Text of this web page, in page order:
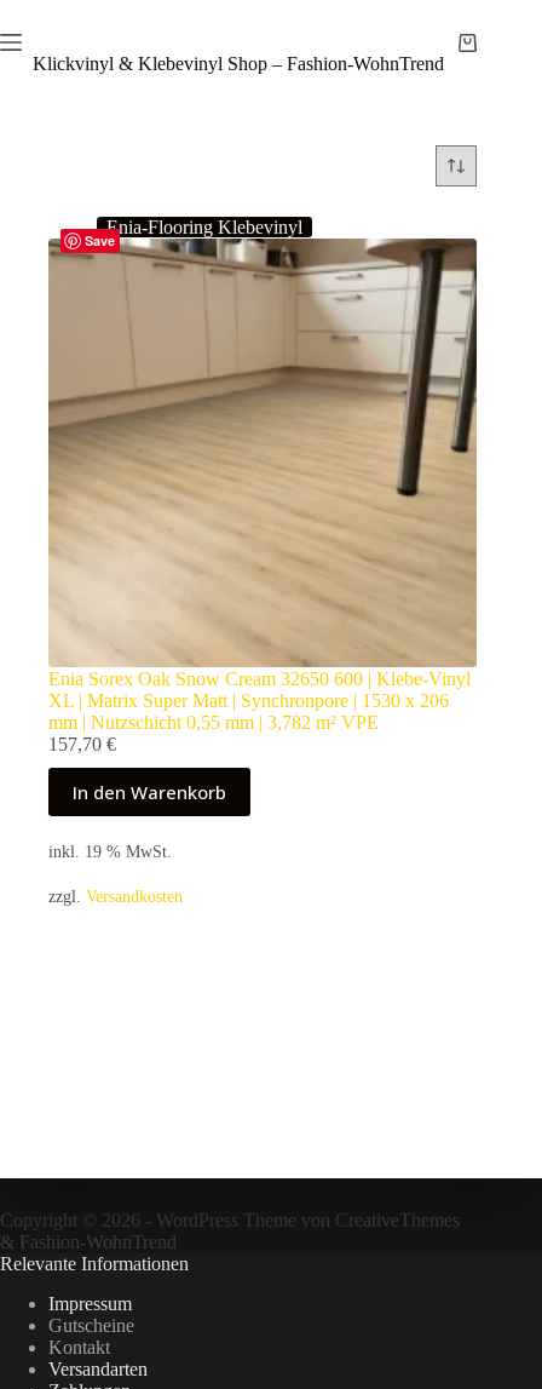
Inhalt
springenKlickvinyl & Klebevinyl Shop – Fashion-WohnTrend
Warenkorb
Save
Enia-Flooring Klebevinyl
Enia Sorex Oak Snow Cream 32650 600 | Klebe-Vinyl
XL | Matrix Super Matt | Synchronpore | 1530 x 206
mm | Nutzschicht 0,55 mm | 3,782 m² VPE
157,70 €
In den Warenkorb
inkl. 19 % MwSt.
zzgl. Versandkosten
Copyright © 2026 - WordPress Theme von CreativeThemes
& Fashion-WohnTrend
Relevante Informationen
Impressum
Gutscheine
Kontakt
Versandarten